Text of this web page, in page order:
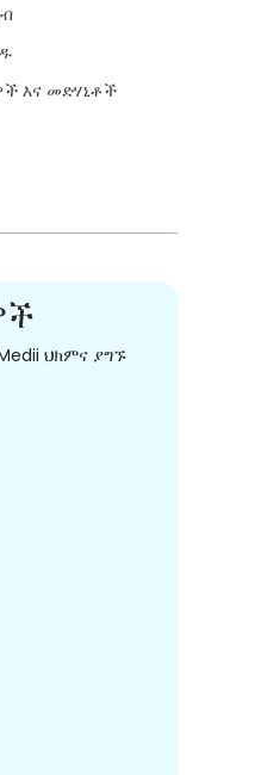
እና መድሃኒቶች
ህክምና ያግኙ